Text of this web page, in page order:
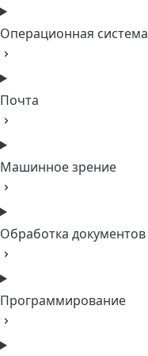
Операционная система
Почта
Машинное зрение
Обработка документов
Программирование